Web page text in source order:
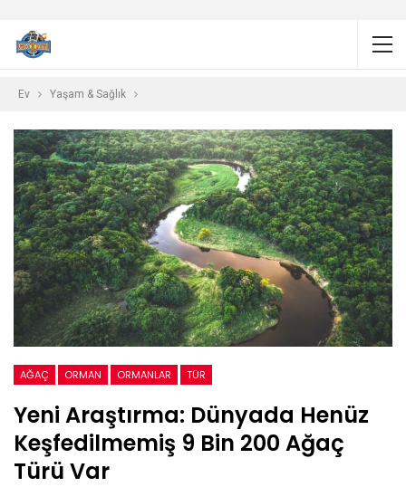
Ev Yaşam & Sağlık
AĞAÇ ORMAN ORMANLAR TÜR
Yeni Araştırma: Dünyada Henüz
Keşfedilmemiş 9 Bin 200 Ağaç
Türü Var